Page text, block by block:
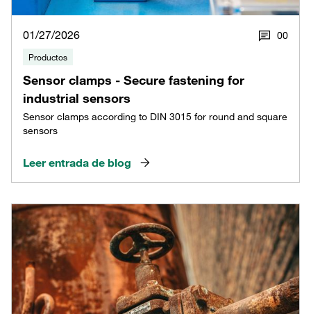
01/27/2026 00
Productos
Sensor clamps - Secure fastening for
industrial sensors
Sensor clamps according to DIN 3015 for round and square
sensors
Leer entrada de blog